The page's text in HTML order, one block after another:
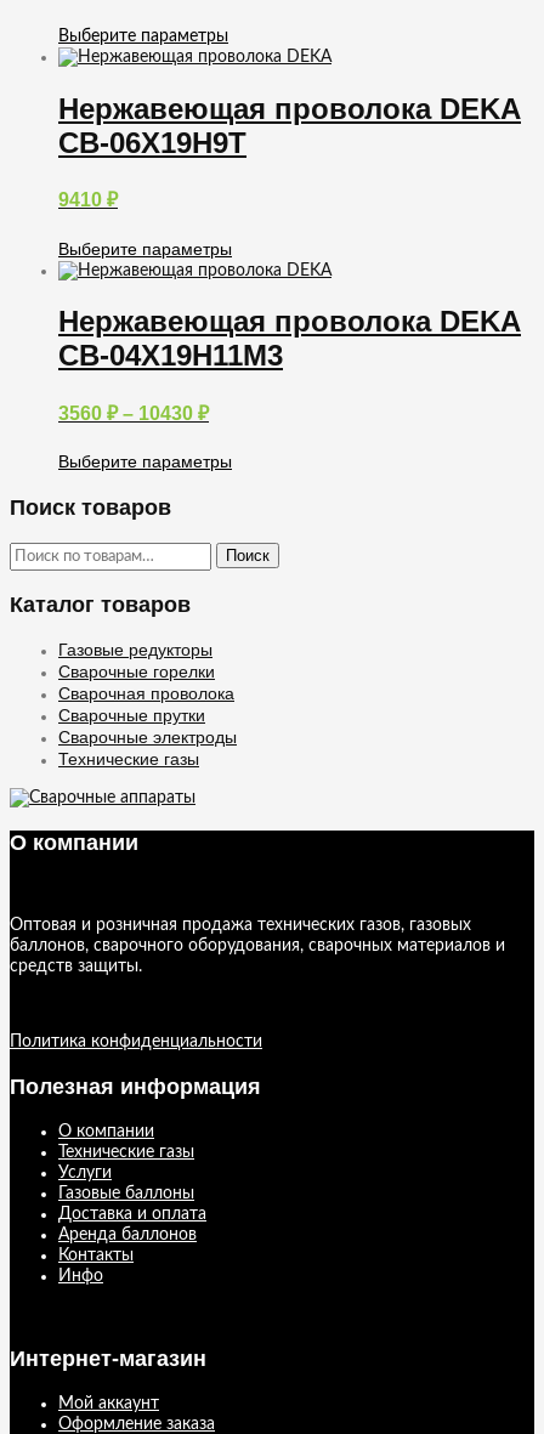
странице
товара.
5490 ₽
–
Выберите параметры
Этот
имеет
несколько
вариаций.
Опции
выбрать
странице
товара.
Нержавеющая проволока DEKA
СВ-06Х19Н9Т
9410 ₽
Выберите параметры
Этот
имеет
несколько
вариаций.
Опции
выбрать
странице
товара.
Нержавеющая проволока DEKA
СВ-04Х19Н11М3
3560 ₽ – 10430 ₽Диапазон
3560 ₽
Выберите параметры
товар
несколько
вариаций.
можно
на
странице
товара.
Поиск товаров
Искать: Поиск
Каталог товаров
Газовые редукторы
Сварочные горелки
Сварочная проволока
Сварочные прутки
Сварочные электроды
Технические газы
О компании
Оптовая и розничная продажа технических газов, газовых
баллонов, сварочного оборудования, сварочных материалов и
средств защиты.
Политика конфиденциальности
Полезная информация
О компании
Технические газы
Услуги
Газовые баллоны
Доставка и оплата
Аренда баллонов
Контакты
Инфо
Интернет-магазин
Мой аккаунт
Оформление заказа